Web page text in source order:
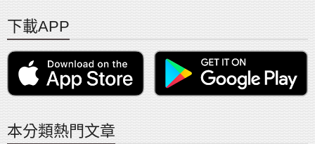
下載APP
本分類熱門文章